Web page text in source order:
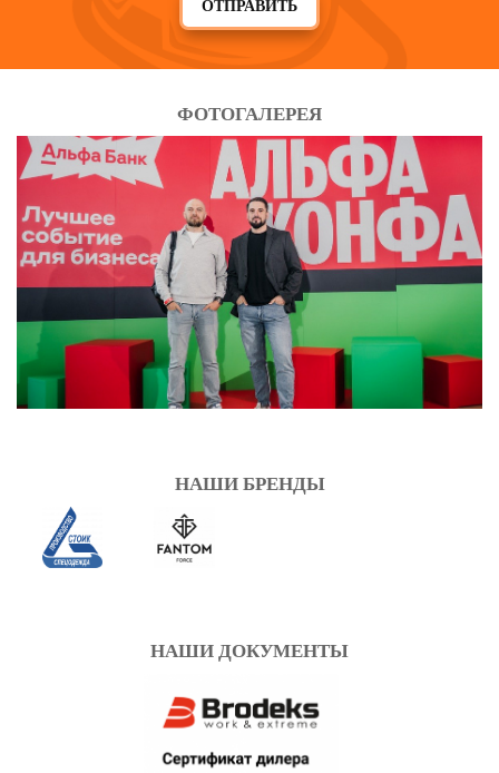
ОТПРАВИТЬ
ФОТОГАЛЕРЕЯ
НАШИ БРЕНДЫ
НАШИ ДОКУМЕНТЫ